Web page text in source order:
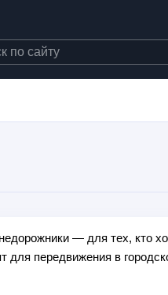
— для тех, кто
передвижения в
и снегоходы — для